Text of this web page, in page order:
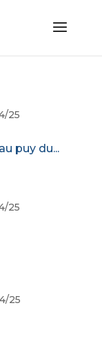
25
puy du...
25
25